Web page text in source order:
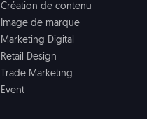
Création de contenu
Image de marque
Marketing Digital
Retail Design
Trade Marketing
Event